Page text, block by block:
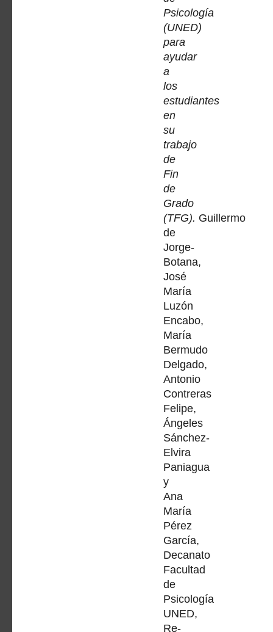
Psicología
(UNED)
para
ayudar
a
los
estudiantes
en
su
trabajo
de
Fin
de
Grado
(TFG). Guillermo
de
Jorge-
Botana,
José
María
Luzón
Encabo,
María
Bermudo
Delgado,
Antonio
Contreras
Felipe,
Ángeles
Sánchez-
Elvira
Paniagua
y
Ana
María
Pérez
García,
Decanato
Facultad
de
Psicología
UNED,
Re-